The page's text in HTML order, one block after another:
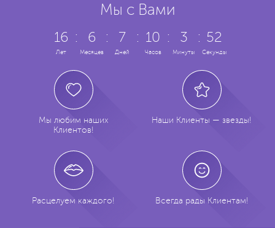
Мы с Вами
16
Лет
: 6
Месяцев
: 7
Дней
: 10
Часов
: 3
Минуты
: 53
Секунды
Мы любим наших
Клиентов!
Наши Клиенты — звезды!
Расцелуем каждого! Всегда рады Клиентам!